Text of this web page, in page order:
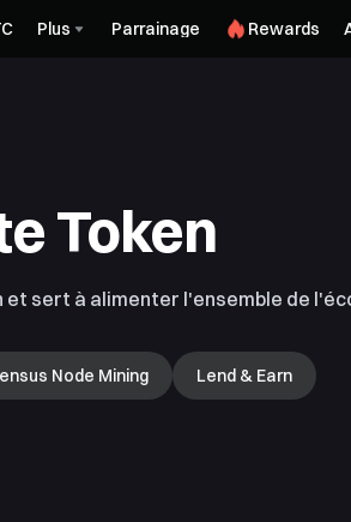
Plus Parrainage Rewards
Token
et sert à alimenter l'ensemble de
Node Mining Lend & Earn